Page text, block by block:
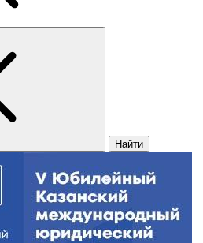
Найти